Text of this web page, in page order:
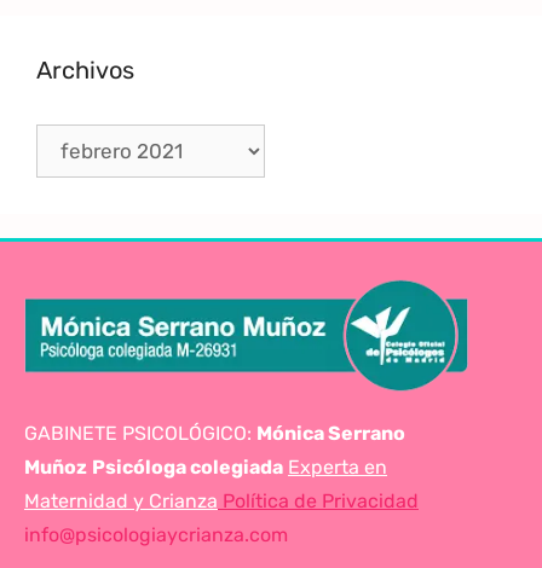
Archivos
GABINETE PSICOLÓGICO: Mónica Serrano
Muñoz Psicóloga colegiada Experta en
Maternidad y Crianza Política de Privacidad
info@psicologiaycrianza.com